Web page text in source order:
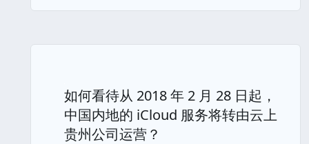
如何看待从 2018 年 2 月 28 日起，
中国内地的 iCloud 服务将转由云上
贵州公司运营？